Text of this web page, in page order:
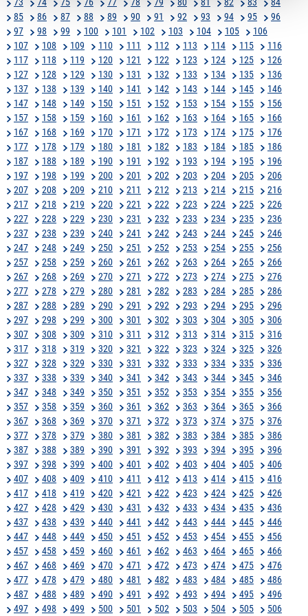
85
86 87 88 89 90 91 92 93 94 95
96
97
98 99 100 101 102 103 104 105
106
107
108 109 110 111 112 113 114 115
116
117
118 119 120 121 122 123 124 125
126
127
128 129 130 131 132 133 134 135
136
137
138 139 140 141 142 143 144 145
146
147
148 149 150 151 152 153 154 155
156
157
158 159 160 161 162 163 164 165
166
167
168 169 170 171 172 173 174 175
176
177
178 179 180 181 182 183 184 185
186
187
188 189 190 191 192 193 194 195
196
197
198 199 200 201 202 203 204 205
206
207
208 209 210 211 212 213 214 215
216
217
218 219 220 221 222 223 224 225
226
227
228 229 230 231 232 233 234 235
236
237
238 239 240 241 242 243 244 245
246
247
248 249 250 251 252 253 254 255
256
257
258 259 260 261 262 263 264 265
266
267
268 269 270 271 272 273 274 275
276
277
278 279 280 281 282 283 284 285
286
287
288 289 290 291 292 293 294 295
296
297
298 299 300 301 302 303 304 305
306
307
308 309 310 311 312 313 314 315
316
317
318 319 320 321 322 323 324 325
326
327
328 329 330 331 332 333 334 335
336
337
338 339 340 341 342 343 344 345
346
347
348 349 350 351 352 353 354 355
356
357
358 359 360 361 362 363 364 365
366
367
368 369 370 371 372 373 374 375
376
377
378 379 380 381 382 383 384 385
386
387
388 389 390 391 392 393 394 395
396
397
398 399 400 401 402 403 404 405
406
407
408 409 410 411 412 413 414 415
416
417
418 419 420 421 422 423 424 425
426
427
428 429 430 431 432 433 434 435
436
437
438 439 440 441 442 443 444 445
446
447
448 449 450 451 452 453 454 455
456
457
458 459 460 461 462 463 464 465
466
467
468 469 470 471 472 473 474 475
476
477
478 479 480 481 482 483 484 485
486
487
488 489 490 491 492 493 494 495
496
497
498 499 500 501 502 503 504 505 506